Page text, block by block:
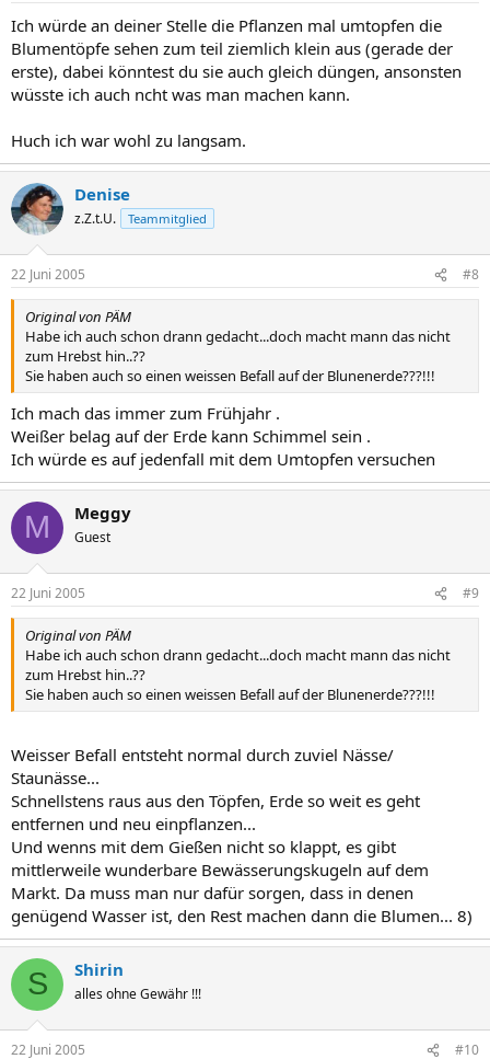
Ich würde an deiner Stelle die Pflanzen mal umtopfen die
Blumentöpfe sehen zum teil ziemlich klein aus (gerade der
erste), dabei könntest du sie auch gleich düngen, ansonsten
wüsste ich auch ncht was man machen kann.
Huch ich war wohl zu langsam.
Denise
z.Z.t.U. Teammitglied
22 Juni 2005 #8
Original von PÄM
Habe ich auch schon drann gedacht...doch macht mann das nicht
zum Hrebst hin..??
Sie haben auch so einen weissen Befall auf der Blunenerde???!!!
Ich mach das immer zum Frühjahr .
Weißer belag auf der Erde kann Schimmel sein .
Ich würde es auf jedenfall mit dem Umtopfen versuchen
M Meggy
Guest
22 Juni 2005 #9
Original von PÄM
Habe ich auch schon drann gedacht...doch macht mann das nicht
zum Hrebst hin..??
Sie haben auch so einen weissen Befall auf der Blunenerde???!!!
Weisser Befall entsteht normal durch zuviel Nässe/
Staunässe...
Schnellstens raus aus den Töpfen, Erde so weit es geht
entfernen und neu einpflanzen...
Und wenns mit dem Gießen nicht so klappt, es gibt
mittlerweile wunderbare Bewässerungskugeln auf dem
Markt. Da muss man nur dafür sorgen, dass in denen
genügend Wasser ist, den Rest machen dann die Blumen... 8)
S Shirin
alles ohne Gewähr !!!
22 Juni 2005 #10